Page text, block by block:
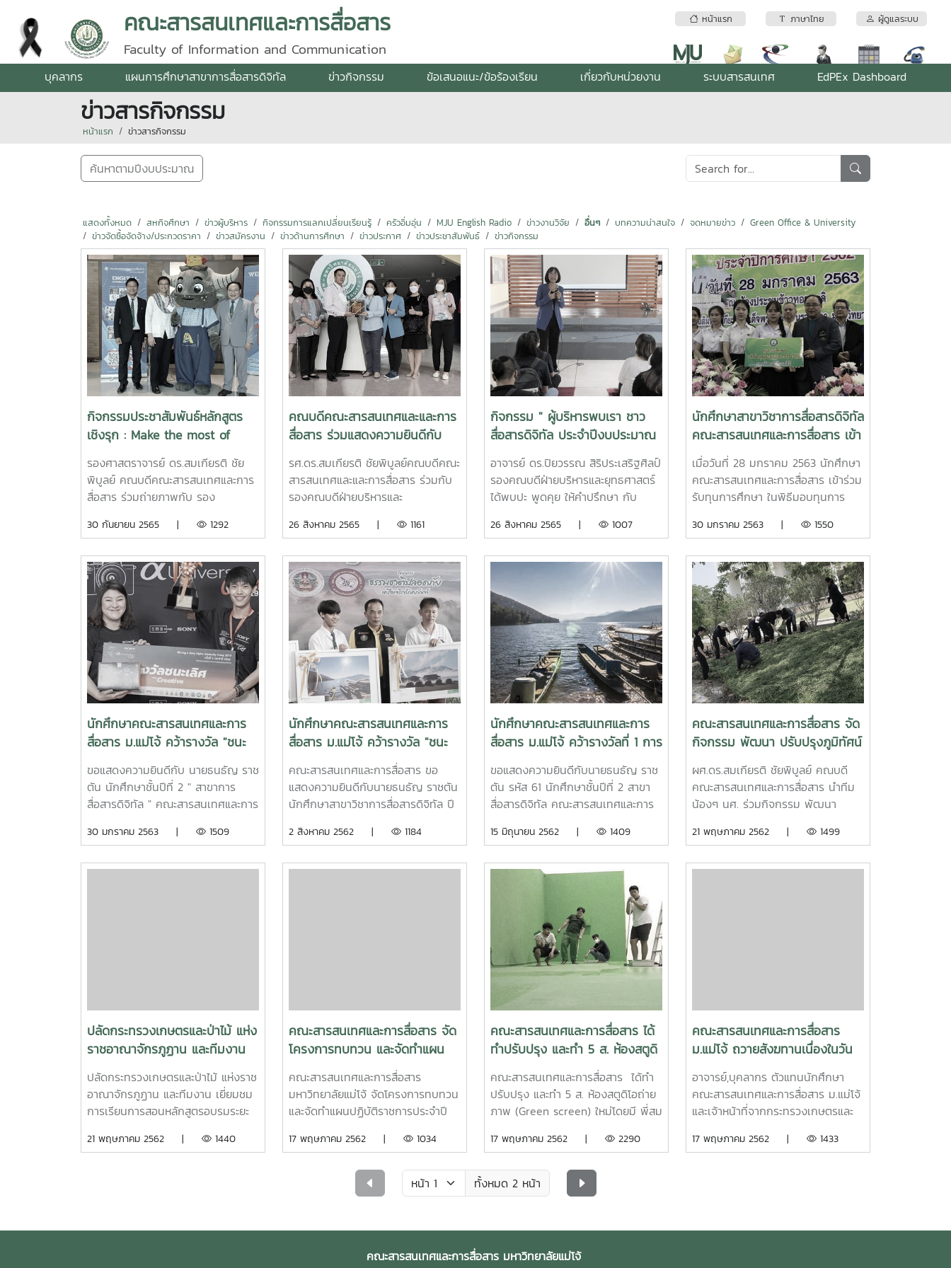
หน้าแรก ภาษาไทย ผู้ดูแลระบบ
คณะสารสนเทศและการสื่อสาร
Faculty of Information and Communication
บุคลากร แผนการศึกษาสาขาการสื่อสารดิจิทัล ข่าวกิจกรรม ข้อเสนอแนะ/ข้อร้องเรียน เกี่ยวกับหน่วยงาน ระบบสารสนเทศ EdPEx Dashboard
ข่าวสารกิจกรรม
หน้าแรก ข่าวสารกิจกรรม
ค้นหาตามปีงบประมาณ
แสดงทั้งหมด สหกิจศึกษา ข่าวผู้บริหาร กิจกรรมการแลกเปลี่ยนเรียนรู้ ครัวอิ่มอุ่น MJU English Radio ข่าวงานวิจัย อื่นๆ บทความน่าสนใจ จดหมายข่าว
Green Office & University
ข่าวจัดซื้อจัดจ้าง/ประกวดราคา
ข่าวสมัครงาน ข่าวด้านการศึกษา ข่าวประกาศ ข่าวประชาสัมพันธ์ ข่าวกิจกรรม
กิจกรรมประชาสัมพันธ์หลักสูตร
เชิงรุก : Make the most of
yourself. Focus on your goal!
พบกับเรา TCAS 66 ทุกประเด็นมี
คำตอบ”
รองศาสตราจารย์ ดร.สมเกียรติ ชัย
พิบูลย์ คณบดีคณะสารสนเทศและการ
สื่อสาร ร่วมถ่ายภาพกับ รอง
อธิการบดีมหาวิทยาลัยแม่โจ้ และคณะผู้
กิจกรรมประชาสัมพันธ์หลักสูตรเชิงรุก
กิจกรรม : Make the most of
yourself. Focus on your goal! พบ
กับเรา TCAS 66 ทุกประเด็นมีคำตอบ”
ในวันที่ 30 กันยายน 2565 ณ ห้อง
ประชุมแกรนด์วิว 3 Chiangmai
Grandview Hotel & Convention
Center จังหวัดเชียงใหม่ โดยโครงการ
ดังกล่าวมีวัตถุประสงค์เพื่อ
ประชาสัมพันธ์ ระบบการคัดเลือกกลาง
บุคคลเข้าศึกษาในสถาบันอุดมศึกษา ปี
การศึกษา 2566 (TCAS 66) วิทยากร
จาก ทปอ.รองศาสตราจารย์ ดร.ชาลี
เจริญลาภนพรัตน์ (ผู้จัดการระบบ
TCAS) ทั้งนี้มีสถาบันการศึกษา
จากโรงเรียนต่างๆ ในจังหวัดเชียงใหม่
กล่าว
30 กันยายน 2565 | 1292
คณบดีคณะสารสนเทศและและการ
สื่อสาร ร่วมแสดงความยินดีกับ
นางสาวพัชรียา ข่ายสุวรรณ
บุคลากรในสังกัดคณะสารสนเทศฯ
โอกาสที่ได้รับการแต่งตั้งใน
รศ.ดร.สมเกียรติ ชัยพิบูลย์คณบดีคณะ
สารสนเทศและและการสื่อสาร ร่วมกับ
รองคณบดีฝ่ายบริหารและ
คณะสารสนเทศและการสื่อสาร ร่วม
ยา ข่ายสุวรรณ บุคลากรในสังกัดคณะ
สารสนเทศฯ โดยได้รับการแต่งตั้งให้
ดำรงตำแหน่ง นักวิชาการศึกษา
ระดับ ชำนาญการ ซึ่งในวันที่ 16
สิงหาคม 2565 ที่ผ่านมา คณบดีคณะ
สารสนเทศและการสื่อสาร ได้มอบของ
ขวัญที่ระลึกให้กับ คุณพัชรียา ข่าย
สุวรรณ ที่ได้รับตำแหน่งใหม่ เพื่อเป็น
ขวัญและกำลังใจจากการที่แสดงถึง
ความตั้งใจ ทุ่มเท มุ่งมั่น ในการ
พัฒนาตนเอง
26 สิงหาคม 2565 | 1161
กิจกรรม " ผู้บริหารพบเรา ชาว
สื่อสารดิจิทัล ประจำปีงบประมาณ
พ.ศ.2565 ” โดย อาจารย์ ดร.ปิย
วรรณ สิริประเสริฐศิลป์ เข้าพบปะ
กับนักศึกษาชั้นปีที่ 2
อาจารย์ ดร.ปิยวรรณ สิริประเสริฐศิลป์
รองคณบดีฝ่ายบริหารและยุทธศาสตร์
ได้พบปะ พูดคุย ให้คำปรึกษา กับ
ดิจิทัล ในกิจกรรม " ผู้บริหารพบเรา
พ.ศ.2565” โดยมี นายสมพร เกตุตะคุ
หัวหน้าบริการการศึกษาและกิจการ
นักศึกษา และบุคลากร เข้าร่วมให้คำ
ปรึกษา สำหรับกิจกรรมดังกล่าวมี
วัตถุประสงค์ เพื่อให้ผู้บริหาร อาจารย์
บุคลากรและพี่ๆ ได้พบปะ พูดคุย ให้คำ
ปรึกษา ปัญหาเรื่องการเรียน ความ
เป็นอยู่ ตลอดจนระเบียบข้อปฏิบัติ
ต่างๆ รวมทั้งการใช้ชีวิตในรั้ว
มหาวิทยาลัย เมื่อวันพุธที่ 24 สิงหาคม
2565 เวลา 13.00 – 16.00 น ณ ลาน
กิจกรรม ชั้น 1 อาคาร 75 ปีแม่โจ้
26 สิงหาคม 2565 | 1007
นักศึกษาสาขาวิชาการสื่อสารดิจิทัล
คณะสารสนเทศและการสื่อสาร เข้า
รับทุนการศึกษา ในพิธีมอบทุนการ
ศึกษา ประจำปี 2562 มหาวิทยาลัย
แม่โจ้
เมื่อวันที่ 28 มกราคม 2563 นักศึกษา
คณะสารสนเทศและการสื่อสาร เข้าร่วม
รับทุนการศึกษา ในพิธีมอบทุนการ
แม่โจ้ ได้จัดขึ้น ณ อาคาร
ราชสุดา ฯ การจัดกิจกรรมมอบทุน
ครั้งนี้ได้รับการสนับสนุนทุนการศึกษา
ทั้งทุนพระราชทาน ทุนจากหน่วยงาน
ภาครัฐ/ ภาคเอกชน วิสาหกิจ มูลนิธิ
กองทุนเพื่อการศึกษาฯ ศิษย์เก่า และ
บุคคลทั่วไป ในปีการศึกษา 2562
จำนวน 104 แหล่งทุน เพื่อร่วมสร้าง
โอกาสทางการศึกษาให้นักศึกษา
มหาวิทยาลัยแม่โจ้ ทั้งประเภททุนต่อ
เนื่อง และทุนรายปี จำนวนกว่า 400
คน
30 มกราคม 2563 | 1550
นักศึกษาคณะสารสนเทศและการ
สื่อสาร ม.แม่โจ้ คว้ารางวัล "ชนะ
เลิศ" ประกวดภาพถ่ายหัวข้อ
"Creative" โครงการ 3Krung x
Sony Alpha University Camp
ขอแสดงความยินดีกับ นายธนธัญ ราช
ตัน นักศึกษาชั้นปีที่ 2 " สาขาการ
สื่อสารดิจิทัล " คณะสารสนเทศและการ
รางวัลชนะเลิศ ระดับประเทศ จากการ
x Sony Alpha University Camp
จาก 18 มหาวิทยาลัยทั่วประเทศได้
สำเร็จ
30 มกราคม 2563 | 1509
นักศึกษาคณะสารสนเทศและการ
สื่อสาร ม.แม่โจ้ คว้ารางวัล "ชนะ
เลิศ" ประกวดภาพถ่าย memory
sri lanna ปี2
คณะสารสนเทศและการสื่อสาร ขอ
แสดงความยินดีกับนายธนธัญ ราชตัน
นักศึกษาสาขาวิชาการสื่อสารดิจิทัล ปี
ประกวดภาพถ่าย Memory si lanna
ป่า และพันธุ์พืช ร่วมกับ สมาคมช่าง
2 สิงหาคม 2562 | 1184
นักศึกษาคณะสารสนเทศและการ
สื่อสาร ม.แม่โจ้ คว้ารางวัลที่ 1 การ
ประกวดภาพถ่าย memory sri
lanna
ขอแสดงความยินดีกับนายธนธัญ ราช
ตัน รหัส 61 นักศึกษาชั้นปีที่ 2 สาขา
สื่อสารดิจิทัล คณะสารสนเทศและการ
ภาพถ่าย Memory Sri Lanna
เจริญโภคภัณฑ์ (ในกลุ่มกลุ่มนิสิต
15 มิถุนายน 2562 | 1409
คณะสารสนเทศและการสื่อสาร จัด
กิจกรรม พัฒนา ปรับปรุงภูมิทัศน์
และสิ่งแวดล้อม #MJUGoGreen
ผศ.ดร.สมเกียรติ ชัยพิบูลย์ คณบดี
คณะสารสนเทศและการสื่อสาร นำทีม
น้องๆ นศ. ร่วมกิจกรรม พัฒนา
แวดล้อมMJUGoGreenและเตรียมพื้นที่
โดยมีพี่ๆ เพื่อนๆ น้องๆ ศิษย์เก่าแม่โจ้
21 พฤษภาคม 2562 | 1499
ปลัดกระทรวงเกษตรและป่าไม้ แห่ง
ราชอาณาจักรภูฏาน และทีมงาน
เยี่ยมชมการเรียนการสอนหลักสูตร
อบรมระยะสั้นของคณะฯ
ปลัดกระทรวงเกษตรและป่าไม้ แห่งราช
อาณาจักรภูฏาน และทีมงาน เยี่ยมชม
การเรียนการสอนหลักสูตรอบรมระยะ
มหาวิทยาลัยแม่โจ้ มื่อวันที่ 17
อาณาจักรภูฏาน ซึ่งได้รับการสนับสนุน
21 พฤษภาคม 2562 | 1440
คณะสารสนเทศและการสื่อสาร จัด
โครงการทบทวน และจัดทำแผน
ปฏิบัติราชการประจำปี (ปีงบประ
มาณพ.ศ.2562)
คณะสารสนเทศและการสื่อสาร
มหาวิทยาลัยแม่โจ้ จัดโครงการทบทวน
และจัดทำแผนปฏิบัติราชการประจำปี
พฤษภาคม 2562 โดยได้รับเกียรติจาก
สุภาพ เป็นวิทยากร บรรยายในหัวข้อ
ยุทธศาสตร์การขับเคลื่อนคณะ
ประชุม IC103 ชั้น1 อาคาร 75 ปีแม่โจ้
17 พฤษภาคม 2562 | 1034
คณะสารสนเทศและการสื่อสาร ได้
ทำปรับปรุง และทำ 5 ส. ห้องสตูดิ
โอถ่ายภาพ (Green screen)
คณะสารสนเทศและการสื่อสาร ได้ทำ
ปรับปรุง และทำ 5 ส. ห้องสตูดิโอถ่าย
ภาพ (Green screen) ใหม่โดยมี พี่สม
นักศึกษาร่วมกันทำความสะอาด และ
ต้อนรับปีการศึกษา 2562
17 พฤษภาคม 2562 | 2290
คณะสารสนเทศและการสื่อสาร
ม.แม่โจ้ ถวายสังฆทานเนื่องในวัน
วิสาขบูชา ณ วัดแม่โจ้ ต.หนองหาร
อ.สันทราย จ.เชียงใหม่
อาจารย์,บุคลากร ตัวแทนนักศึกษา
คณะสารสนเทศและการสื่อสาร ม.แม่โจ้
และเจ้าหน้าที่จากกระทรวงเกษตรและ
กิจกรรมถวายสังฆทานเนื่องในวัน
17 พฤษภาคม 2562 | 1433
ทั้งหมด 2 หน้า
คณะสารสนเทศและการสื่อสาร มหาวิทยาลัยแม่โจ้